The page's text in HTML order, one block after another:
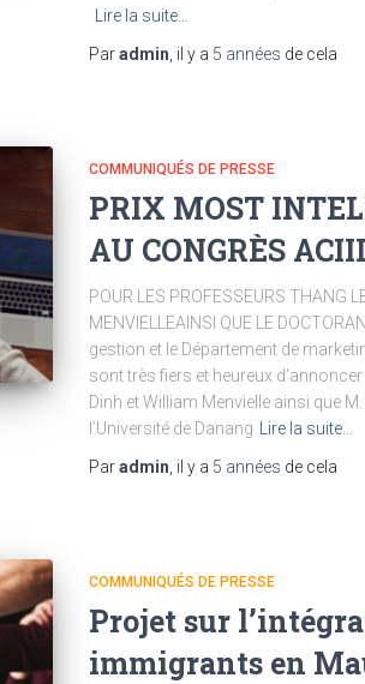
Lire la suite…
Paradmin , il y a 5 années de cela
COMMUNIQUÉS DE PRESSE
PRIX MOST
AU CONGRÈS
POUR LES PROFESSEURS THANG
MENVIELLEAINSI QUE LE
gestion et le Département de
sont très fiers et heureux
Dinh et William Menvielle ainsi que
l’Université de Danang
Lire la suite…
Paradmin , il y a 5 années de cela
COMMUNIQUÉS DE PRESSE
Projet sur
immigrants en